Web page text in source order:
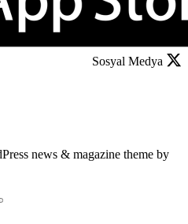
Sosyal Medya
news & magazine theme by